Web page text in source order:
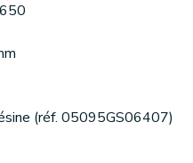
(réf. 05095GS06407)